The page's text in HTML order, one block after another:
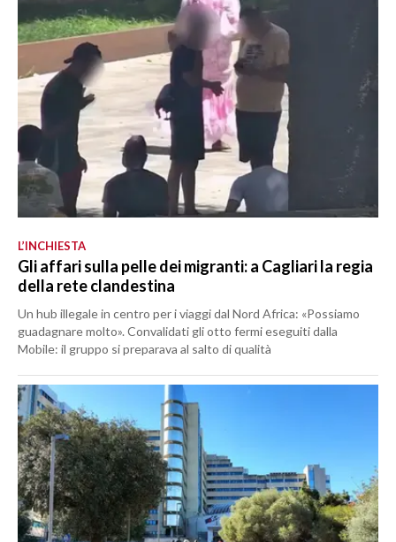
L’INCHIESTA
Gli affari sulla pelle dei migranti: a Cagliari la regia
della rete clandestina
Un hub illegale in centro per i viaggi dal Nord Africa: «Possiamo
guadagnare molto». Convalidati gli otto fermi eseguiti dalla
Mobile: il gruppo si preparava al salto di qualità